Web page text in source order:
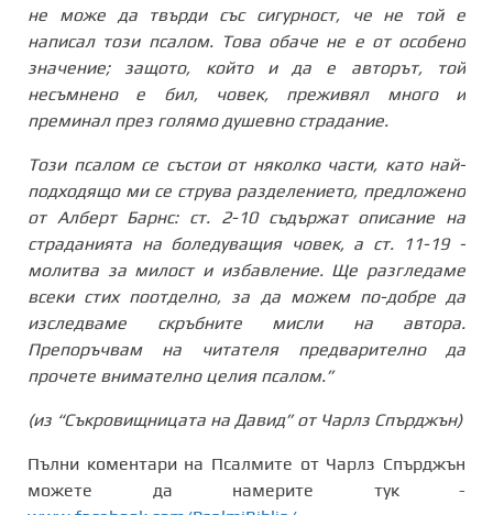
не може да твърди със сигурност, че не той е
написал този псалом. Това обаче не е от особено
значение; защото, който и да е авторът, той
несъмнено е бил, човек, преживял много и
преминал през голямо душевно страдание.
Този псалом се състои от няколко части, като най-
подходящо ми се струва разделението, предложено
от Алберт Барнс: ст. 2-10 съдържат описание на
страданията на боледуващия човек, а ст. 11-19 -
молитва за милост и избавление. Ще разгледаме
всеки стих поотделно, за да можем по-добре да
изследваме скръбните мисли на автора.
Препоръчвам на читателя предварително да
прочете внимателно целия псалом.”
(из “Съкровищницата на Давид” от Чарлз Спърджън)
Пълни коментари на Псалмите от Чарлз Спърджън
можете да намерите тук -